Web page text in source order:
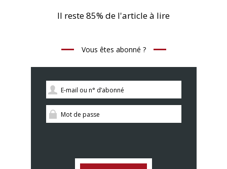
Il reste 85% de l'article à lire
Vous êtes abonné ?